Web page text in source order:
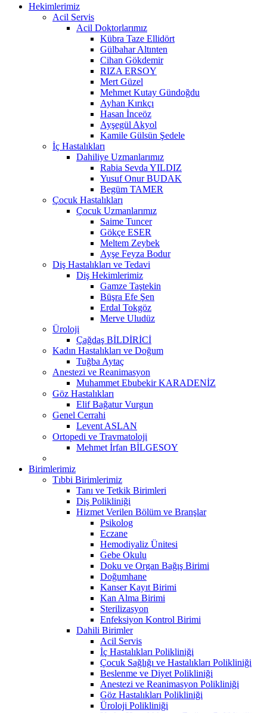
Hekimlerimiz
Acil Servis
Acil Doktorlarımız
Kübra Taze Ellidört
Gülbahar Altınten
Cihan Gökdemir
RIZA ERSOY
Mert Güzel
Mehmet Kutay Gündoğdu
Ayhan Kırıkçı
Hasan İnceöz
Ayşegül Akyol
Kamile Gülsün Şedele
İç Hastalıkları
Dahiliye Uzmanlarımız
Rabia Sevda YILDIZ
Yusuf Onur BUDAK
Begüm TAMER
Çocuk Hastalıkları
Çocuk Uzmanlarımız
Saime Tuncer
Gökçe ESER
Meltem Zeybek
Ayşe Feyza Bodur
Diş Hastalıkları ve Tedavi
Diş Hekimlerimiz
Gamze Taştekin
Büşra Efe Şen
Erdal Tokgöz
Merve Uludüz
Üroloji
Çağdaş BİLDİRİCİ
Kadın Hastalıkları ve Doğum
Tuğba Aytaç
Anestezi ve Reanimasyon
Muhammet Ebubekir KARADENİZ
Göz Hastalıkları
Elif Bağatur Vurgun
Genel Cerrahi
Levent ASLAN
Ortopedi ve Travmatoloji
Mehmet İrfan BİLGESOY
Birimlerimiz
Tıbbi Birimlerimiz
Tanı ve Tetkik Birimleri
Diş Polikliniği
Hizmet Verilen Bölüm ve Branşlar
Psikolog
Eczane
Hemodiyaliz Ünitesi
Gebe Okulu
Doku ve Organ Bağış Birimi
Doğumhane
Kanser Kayıt Birimi
Kan Alma Birimi
Sterilizasyon
Enfeksiyon Kontrol Birimi
Dahili Birimler
Acil Servis
İç Hastalıkları Polikliniği
Çocuk Sağlığı ve Hastalıkları Polikliniği
Beslenme ve Diyet Polikliniği
Anestezi ve Reanimasyon Polikliniği
Göz Hastalıkları Polikliniği
Üroloji Polikliniği